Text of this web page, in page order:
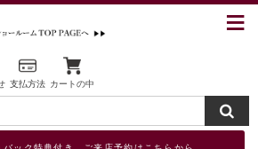
支払方法 カートの中